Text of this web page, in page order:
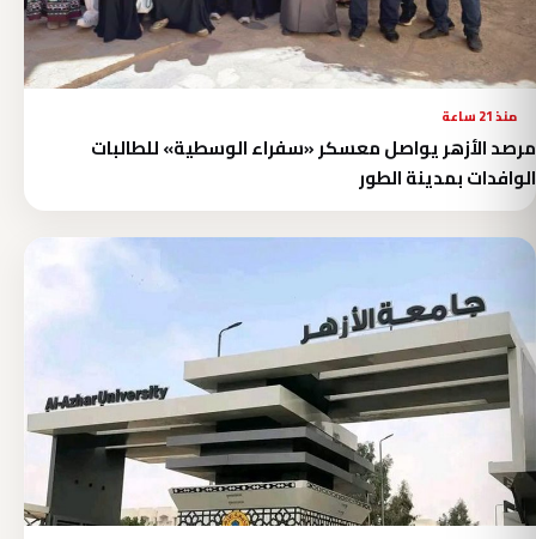
منذ 21 ساعة
مرصد الأزهر يواصل معسكر «سفراء الوسطية» للطالبات
الوافدات بمدينة الطور